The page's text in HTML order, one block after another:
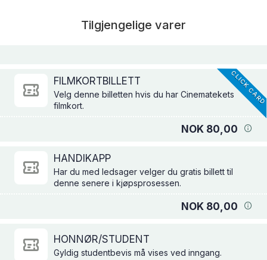
Tilgjengelige varer
FILMKORTBILLETT
Velg denne billetten hvis du har Cinematekets
filmkort.
NOK 80,00
CLICK CARD
HANDIKAPP
Har du med ledsager velger du gratis billett til
denne senere i kjøpsprosessen.
NOK 80,00
HONNØR/STUDENT
Gyldig studentbevis må vises ved inngang.